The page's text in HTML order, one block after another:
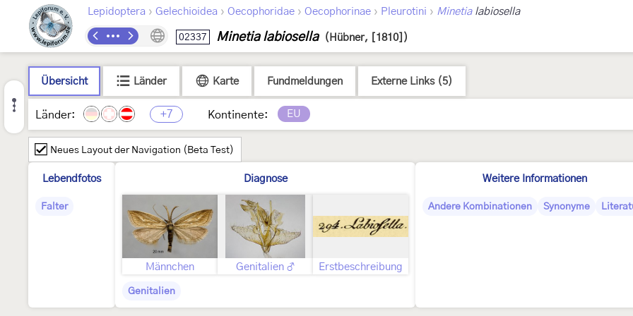
Lepidoptera › Gelechioidea › Oecophoridae › Oecophorinae › Pleurotini › Minetialabiosella
02337 Minetia labiosella (Hübner, [1810])
Übersicht Länder Karte Fundmeldungen Externe Links (5)
Länder: +7 Kontinente: EU
Neues Layout der Navigation (Beta Test)
Lebendfotos
Falter
Diagnose
Männchen Genitalien ♂ Erstbeschreibung
Genitalien
Weitere Informationen
Andere Kombinationen Synonyme